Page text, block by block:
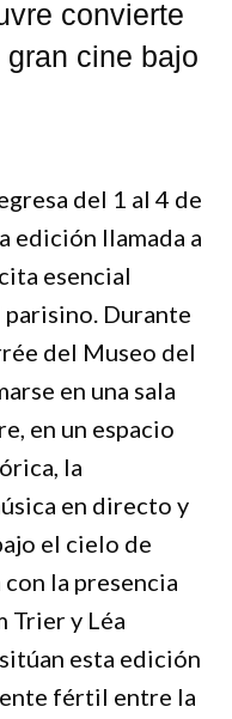
convierte
cine bajo
del 1 al 4 de
edición llamada a
esencial
Durante
del Museo del
en una sala
en un espacio
la
en directo y
el cielo de
la presencia
Trier y Léa
esta edición
fértil entre la